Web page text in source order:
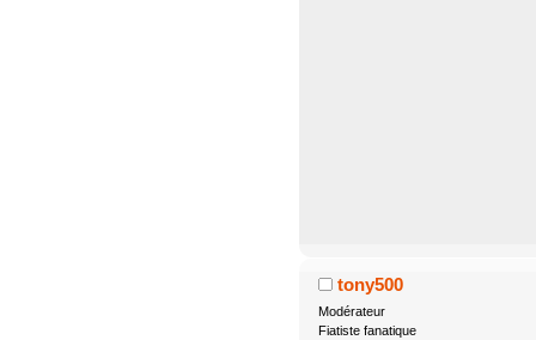
tony500
Modérateur
Fiatiste fanatique